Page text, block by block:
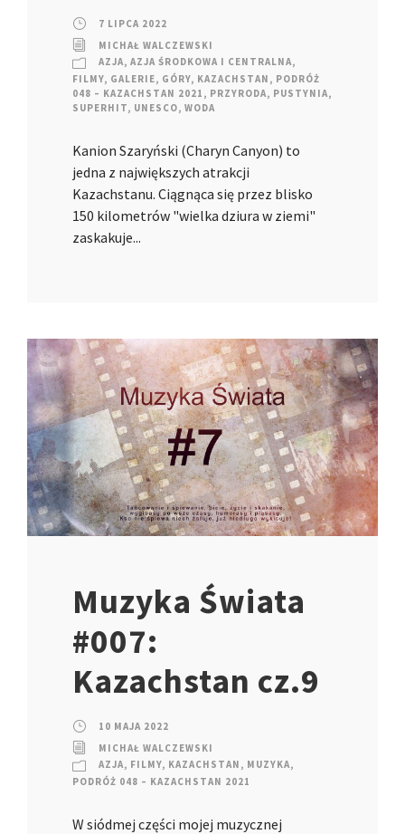
7 LIPCA 2022
MICHAŁ WALCZEWSKI
AZJA, AZJA ŚRODKOWA I CENTRALNA,
FILMY, GALERIE, GÓRY, KAZACHSTAN , PODRÓŻ
048 – KAZACHSTAN 2021 , PRZYRODA, PUSTYNIA,
SUPERHIT, UNESCO, WODA
Kanion Szaryński (Charyn Canyon) to
jedna z największych atrakcji
Kazachstanu. Ciągnąca się przez blisko
150 kilometrów "wielka dziura w ziemi"
zaskakuje...
Muzyka Świata
#007:
Kazachstan cz.9
10 MAJA 2022
MICHAŁ WALCZEWSKI
AZJA, FILMY, KAZACHSTAN , MUZYKA,
PODRÓŻ 048 – KAZACHSTAN 2021
W siódmej części mojej muzycznej